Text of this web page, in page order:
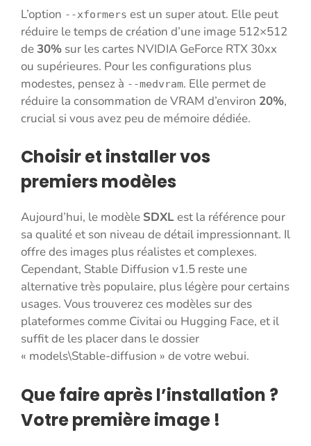
L’option --xformers est un super atout. Elle peut
réduire le temps de création d’une image 512×512
de30% sur les cartes NVIDIA GeForce RTX 30xx
ou supérieures. Pour les configurations plus
modestes, pensez à --medvram. Elle permet de
réduire la consommation de VRAM d’environ 20%,
crucial si vous avez peu de mémoire dédiée.
Choisir et installer vos
premiers modèles
Aujourd’hui, le modèle SDXLest la référence pour
sa qualité et son niveau de détail impressionnant. Il
offre des images plus réalistes et complexes.
Cependant, Stable Diffusion v1.5 reste une
alternative très populaire, plus légère pour certains
usages. Vous trouverez ces modèles sur des
plateformes comme Civitai ou Hugging Face, et il
suffit de les placer dans le dossier
« models\Stable-diffusion » de votre webui.
Que faire après l’installation ?
Votre première image !